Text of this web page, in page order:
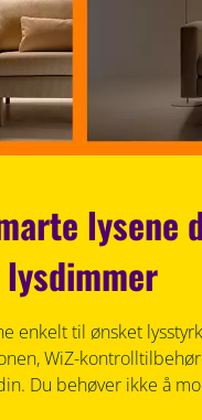
lysene
enkelt til ønsket
WiZ-
Du behøver ikke å